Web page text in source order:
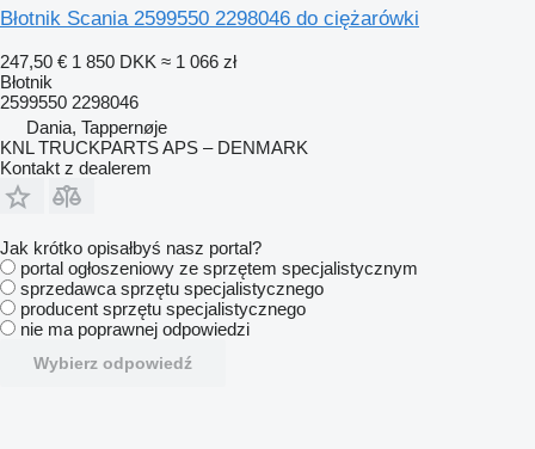
Błotnik Scania 2599550 2298046 do ciężarówki
247,50 € 1 850 DKK ≈ 1 066 zł
Błotnik
2599550 2298046
Dania, Tappernøje
KNL TRUCKPARTS APS – DENMARK
Kontakt z dealerem
Jak krótko opisałbyś nasz portal?
portal ogłoszeniowy ze sprzętem specjalistycznym
sprzedawca sprzętu specjalistycznego
producent sprzętu specjalistycznego
nie ma poprawnej odpowiedzi
Wybierz odpowiedź